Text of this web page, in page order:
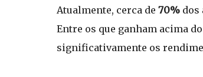
Atualmente, cerca de 70% dos
Entre os que ganham acima
significativamente os